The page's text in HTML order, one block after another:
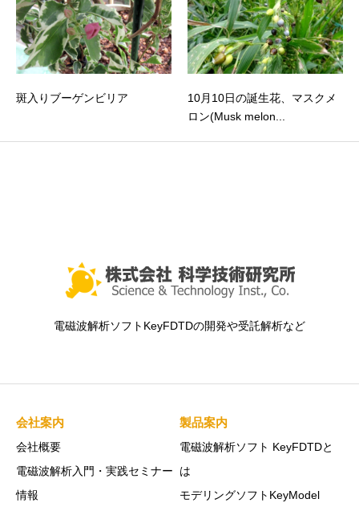
斑入りブーゲンビリア
10月10日の誕生花、マスクメ
ロン(Musk melon...
電磁波解析ソフトKeyFDTDの開発や受託解析など
会社案内
会社概要
電磁波解析入門・実践セミナー
情報
製品案内
電磁波解析ソフト KeyFDTDと
は
モデリングソフトKeyModel